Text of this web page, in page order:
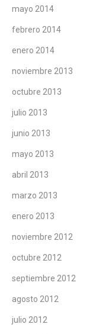
mayo 2014
febrero 2014
enero 2014
noviembre 2013
octubre 2013
julio 2013
junio 2013
mayo 2013
abril 2013
marzo 2013
enero 2013
noviembre 2012
octubre 2012
septiembre 2012
agosto 2012
julio 2012